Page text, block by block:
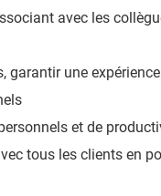
avec les
garantir une
et de
tous les clients en